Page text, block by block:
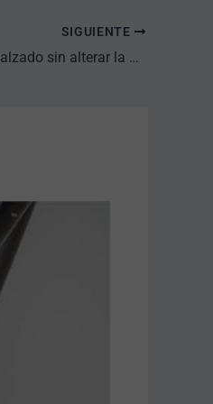
SIGUIENTE
Pies protésicos que permiten cambiar de calzado sin alterar la alineación